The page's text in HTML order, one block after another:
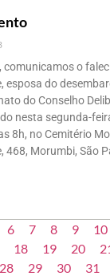
comunicamos o
esposa do
do Conselho
nesta segunda-
8h, no Cemitério
468, Morumbi, São
6 7 8 9 10
18 19 20
28 29 30 31